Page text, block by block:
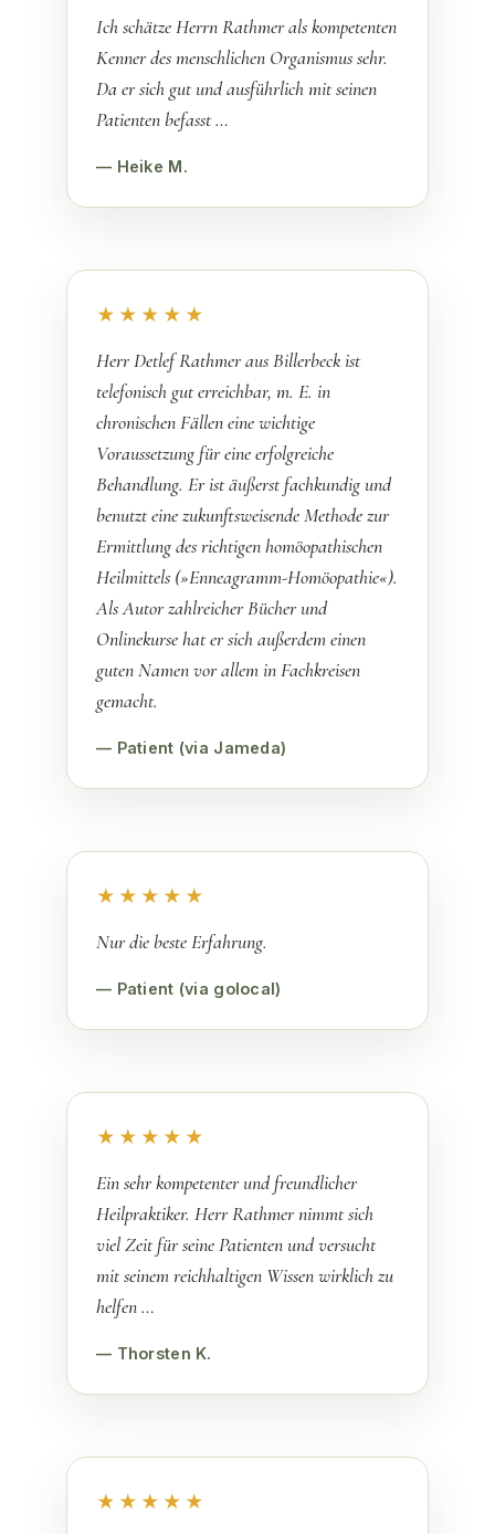
Ich schätze Herrn Rathmer als kompetenten
Kenner des menschlichen Organismus sehr.
Da er sich gut und ausführlich mit seinen
Patienten befasst …
— Heike M.
★★★★★
Herr Detlef Rathmer aus Billerbeck ist
telefonisch gut erreichbar, m. E. in
chronischen Fällen eine wichtige
Voraussetzung für eine erfolgreiche
Behandlung. Er ist äußerst fachkundig und
benutzt eine zukunftsweisende Methode zur
Ermittlung des richtigen homöopathischen
Heilmittels (»Enneagramm-Homöopathie«).
Als Autor zahlreicher Bücher und
Onlinekurse hat er sich außerdem einen
guten Namen vor allem in Fachkreisen
gemacht.
— Patient (via Jameda)
★★★★★
Nur die beste Erfahrung.
— Patient (via golocal)
★★★★★
Ein sehr kompetenter und freundlicher
Heilpraktiker. Herr Rathmer nimmt sich
viel Zeit für seine Patienten und versucht
mit seinem reichhaltigen Wissen wirklich zu
helfen …
— Thorsten K.
★★★★★